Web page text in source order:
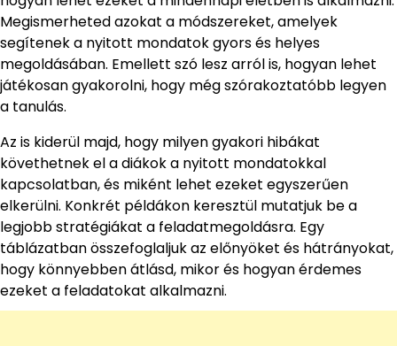
Megismerheted azokat a módszereket, amelyek
segítenek a nyitott mondatok gyors és helyes
megoldásában. Emellett szó lesz arról is, hogyan lehet
játékosan gyakorolni, hogy még szórakoztatóbb legyen
a tanulás.
Az is kiderül majd, hogy milyen gyakori hibákat
követhetnek el a diákok a nyitott mondatokkal
kapcsolatban, és miként lehet ezeket egyszerűen
elkerülni. Konkrét példákon keresztül mutatjuk be a
legjobb stratégiákat a feladatmegoldásra. Egy
táblázatban összefoglaljuk az előnyöket és hátrányokat,
hogy könnyebben átlásd, mikor és hogyan érdemes
ezeket a feladatokat alkalmazni.